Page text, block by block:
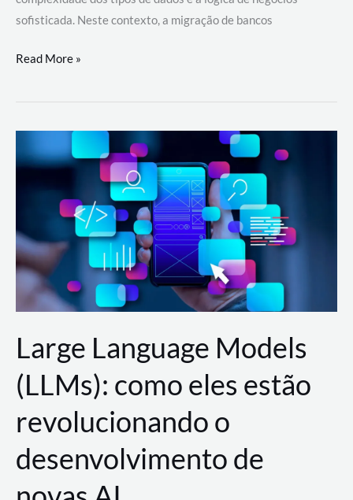
sofisticada. Neste contexto, a migração de bancos
Por
migrar
de
a
AWS?
Read More »
Large Language Models
(LLMs): como eles estão
revolucionando o
desenvolvimento de